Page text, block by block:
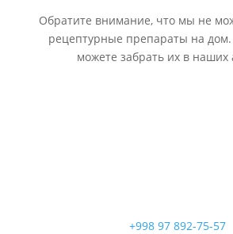
Обратите внимание, что мы не
рецептурные препараты на дом.
можете забрать их в наших
+998 97 892-75-57